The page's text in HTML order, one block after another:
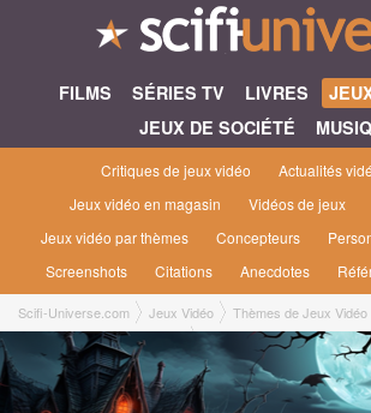
FILMS SÉRIES TV LIVRES
JEUX DE SOCIÉTÉ
Critiques de jeux vidéo
Actualités
Jeux vidéo en magasin
Vidéos de jeux
Jeux vidéo par thèmes
Concepteurs
Screenshots
Citations Anecdotes
Scifi-Universe.com Jeux Vidéo
Thèmes de Jeux Vidéo
Jeux vidéo maisons hantées